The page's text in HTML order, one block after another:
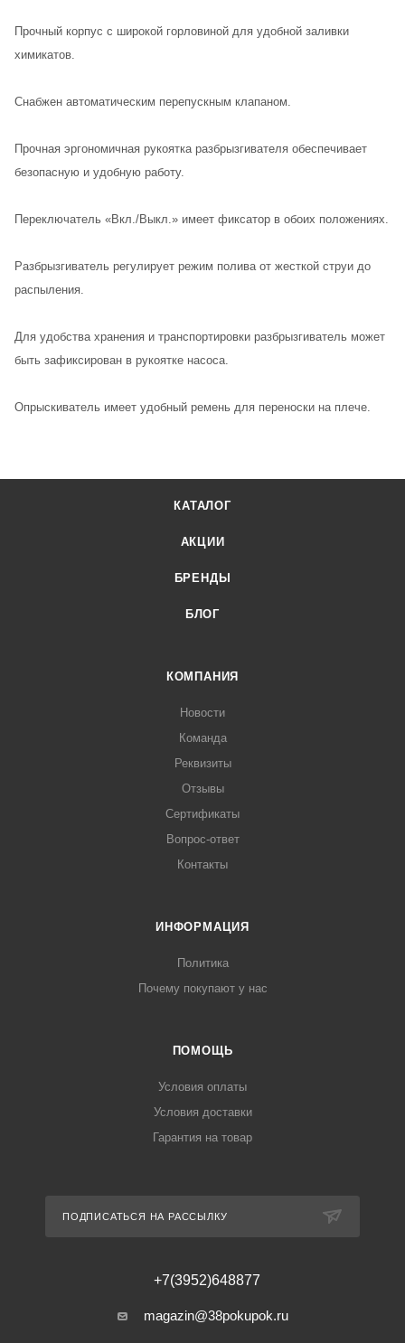
Прочный корпус с широкой горловиной для удобной заливки
химикатов.
Снабжен автоматическим перепускным клапаном.
Прочная эргономичная рукоятка разбрызгивателя обеспечивает
безопасную и удобную работу.
Переключатель «Вкл./Выкл.» имеет фиксатор в обоих положениях.
Разбрызгиватель регулирует режим полива от жесткой струи до
распыления.
Для удобства хранения и транспортировки разбрызгиватель может
быть зафиксирован в рукоятке насоса.
Опрыскиватель имеет удобный ремень для переноски на плече.
КАТАЛОГ
АКЦИИ
БРЕНДЫ
БЛОГ
КОМПАНИЯ
Новости
Команда
Реквизиты
Отзывы
Сертификаты
Вопрос-ответ
Контакты
ИНФОРМАЦИЯ
Политика
Почему покупают у нас
ПОМОЩЬ
Условия оплаты
Условия доставки
Гарантия на товар
ПОДПИСАТЬСЯ НА РАССЫЛКУ
+7(3952)648877
magazin@38pokupok.ru